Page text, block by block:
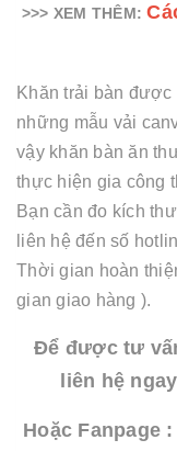
>>> XEM THÊM:
Khăn trải bàn
những mẫu vải
vậy khăn bàn ăn
thực hiện gia công
Bạn cần đo kích
liên hệ đến số
Thời gian hoàn
gian giao hàng ).
Để được tư
liên hệ
Hoặc Fanpage :